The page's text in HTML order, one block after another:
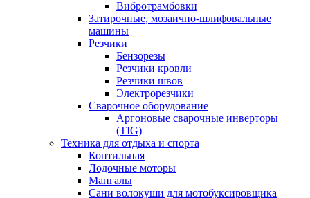
Вибротрамбовки
Затирочные, мозаично-шлифовальные
машины
Резчики
Бензорезы
Резчики кровли
Резчики швов
Электрорезчики
Сварочное оборудование
Аргоновые сварочные инверторы
(TIG)
Техника для отдыха и спорта
Коптильная
Лодочные моторы
Мангалы
Сани волокуши для мотобуксировщика